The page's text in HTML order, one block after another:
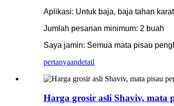
Aplikasi: Untuk baja, baja tahan
Jumlah pesanan minimum: 2 buah
Saya jamin: Semua mata pisau
pertanyaandetail
Harga grosir asli Shaviv, mata